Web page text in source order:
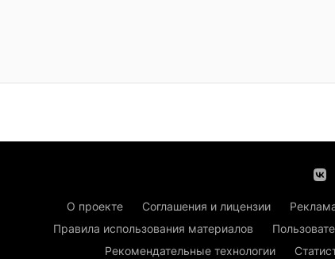
О проекте Соглашения и лицензии
Правила использования материалов
Рекомендательные технологии